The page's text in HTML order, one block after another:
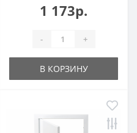
1 173р.
- +
В КОРЗИНУ